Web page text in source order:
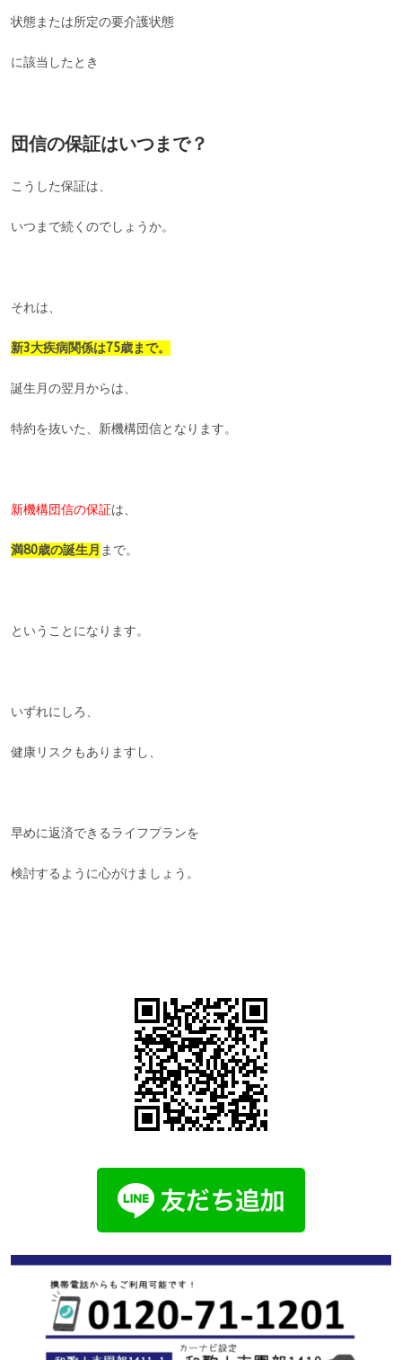
状態または所定の要介護状態
に該当したとき
団信の保証はいつまで？
こうした保証は、
いつまで続くのでしょうか。
それは、
新3大疾病関係は75歳まで。
誕生月の翌月からは、
特約を抜いた、新機構団信となります。
新機構団信の保証は、
満80歳の誕生月 まで。
ということになります。
いずれにしろ、
健康リスクもありますし、
早めに返済できるライフプランを
検討するように心がけましょう。